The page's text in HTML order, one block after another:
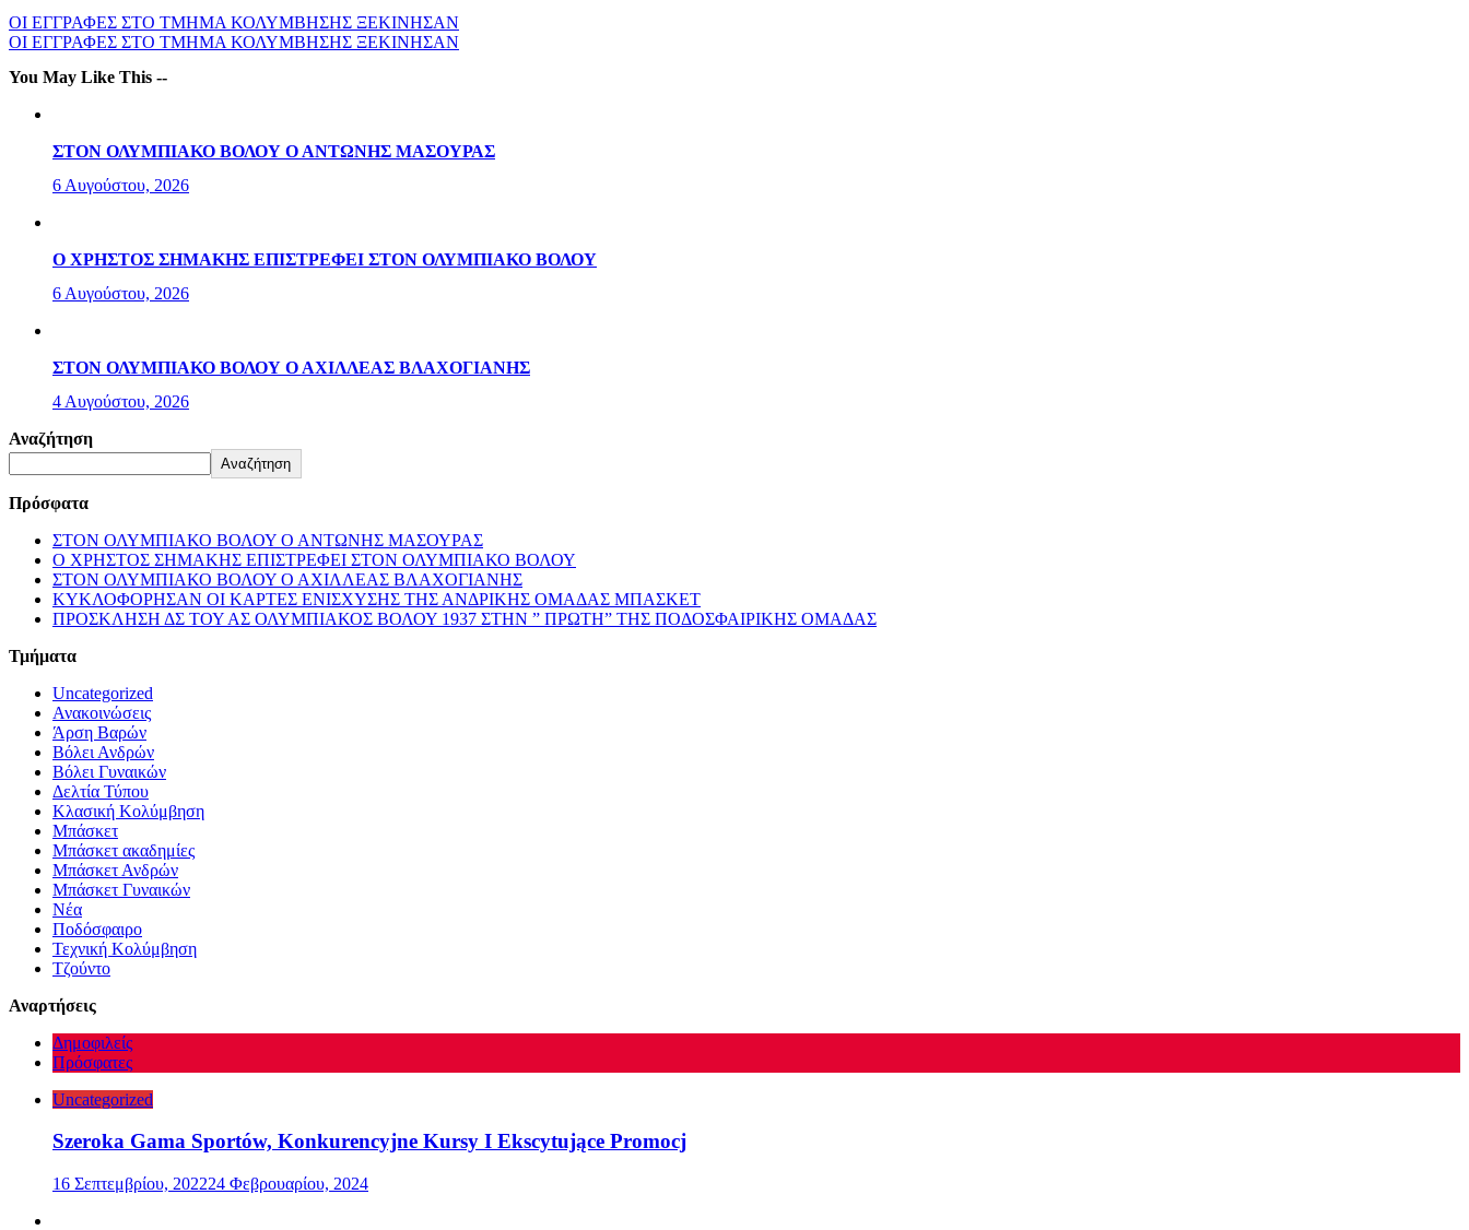
ΟΙ ΕΓΓΡΑΦΕΣ ΣΤΟ ΤΜΗΜΑ ΚΟΛΥΜΒΗΣΗΣ ΞΕΚΙΝΗΣΑΝ
ΟΙ ΕΓΓΡΑΦΕΣ ΣΤΟ ΤΜΗΜΑ ΚΟΛΥΜΒΗΣΗΣ ΞΕΚΙΝΗΣΑΝ
You May Like This --
ΣΤΟΝ ΟΛΥΜΠΙΑΚΟ ΒΟΛΟΥ Ο ΑΝΤΩΝΗΣ ΜΑΣΟΥΡΑΣ
6 Αυγούστου, 2026
Ο ΧΡΗΣΤΟΣ ΣΗΜΑΚΗΣ ΕΠΙΣΤΡΕΦΕΙ ΣΤΟΝ ΟΛΥΜΠΙΑΚΟ ΒΟΛΟΥ
6 Αυγούστου, 2026
ΣΤΟΝ ΟΛΥΜΠΙΑΚΟ ΒΟΛΟΥ Ο ΑΧΙΛΛΕΑΣ ΒΛΑΧΟΓΙΑΝΗΣ
4 Αυγούστου, 2026
Αναζήτηση
Αναζήτηση
Πρόσφατα
ΣΤΟΝ ΟΛΥΜΠΙΑΚΟ ΒΟΛΟΥ Ο ΑΝΤΩΝΗΣ ΜΑΣΟΥΡΑΣ
Ο ΧΡΗΣΤΟΣ ΣΗΜΑΚΗΣ ΕΠΙΣΤΡΕΦΕΙ ΣΤΟΝ ΟΛΥΜΠΙΑΚΟ ΒΟΛΟΥ
ΣΤΟΝ ΟΛΥΜΠΙΑΚΟ ΒΟΛΟΥ Ο ΑΧΙΛΛΕΑΣ ΒΛΑΧΟΓΙΑΝΗΣ
ΚΥΚΛΟΦΟΡΗΣΑΝ ΟΙ ΚΑΡΤΕΣ ΕΝΙΣΧΥΣΗΣ ΤΗΣ ΑΝΔΡΙΚΗΣ ΟΜΑΔΑΣ ΜΠΑΣΚΕΤ
ΠΡΟΣΚΛΗΣΗ ΔΣ ΤΟΥ ΑΣ ΟΛΥΜΠΙΑΚΟΣ ΒΟΛΟΥ 1937 ΣΤΗΝ ” ΠΡΩΤΗ” ΤΗΣ ΠΟΔΟΣΦΑΙΡΙΚΗΣ ΟΜΑΔΑΣ
Τμήματα
Uncategorized
Ανακοινώσεις
Άρση Βαρών
Βόλει Ανδρών
Βόλει Γυναικών
Δελτία Τύπου
Κλασική Κολύμβηση
Μπάσκετ
Μπάσκετ ακαδημίες
Μπάσκετ Ανδρών
Μπάσκετ Γυναικών
Νέα
Ποδόσφαιρο
Τεχνική Κολύμβηση
Τζούντο
Αναρτήσεις
Δημοφιλείς
Πρόσφατες
Uncategorized
Szeroka Gama Sportów, Konkurencyjne Kursy I Ekscytujące Promocj
16 Σεπτεμβρίου, 202224 Φεβρουαρίου, 2024